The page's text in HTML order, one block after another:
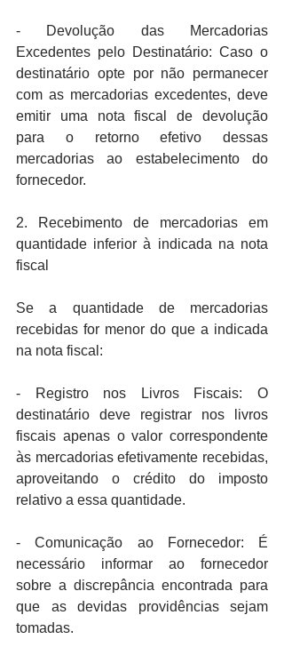
- Devolução das Mercadorias
Excedentes pelo Destinatário: Caso o
destinatário opte por não permanecer
com as mercadorias excedentes, deve
emitir uma nota fiscal de devolução
para o retorno efetivo dessas
mercadorias ao estabelecimento do
fornecedor.
2. Recebimento de mercadorias em
quantidade inferior à indicada na nota
fiscal
Se a quantidade de mercadorias
recebidas for menor do que a indicada
na nota fiscal:
- Registro nos Livros Fiscais: O
destinatário deve registrar nos livros
fiscais apenas o valor correspondente
às mercadorias efetivamente recebidas,
aproveitando o crédito do imposto
relativo a essa quantidade.
- Comunicação ao Fornecedor: É
necessário informar ao fornecedor
sobre a discrepância encontrada para
que as devidas providências sejam
tomadas.